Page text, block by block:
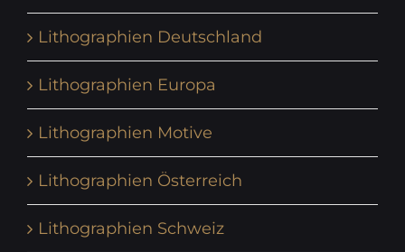
Lithographien Deutschland
Lithographien Europa
Lithographien Motive
Lithographien Österreich
Lithographien Schweiz